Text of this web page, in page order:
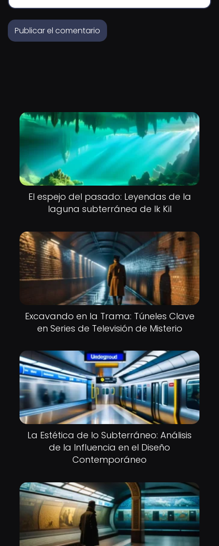
El espejo del pasado: Leyendas de la
laguna subterránea de Ik Kil
Excavando en la Trama: Túneles Clave
en Series de Televisión de Misterio
La Estética de lo Subterráneo: Análisis
de la Influencia en el Diseño
Contemporáneo